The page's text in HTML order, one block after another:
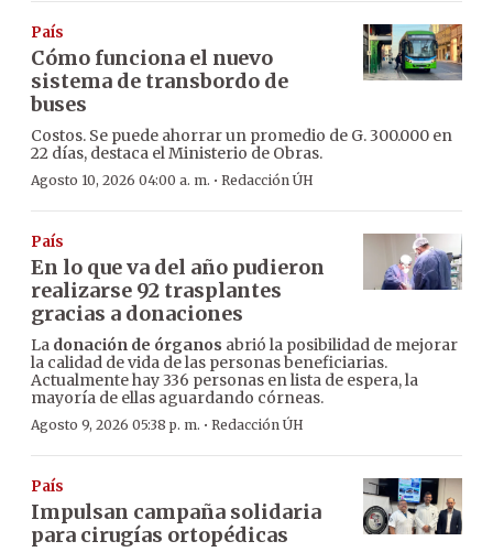
País
Cómo funciona el nuevo
sistema de transbordo de
buses
Costos. Se puede ahorrar un promedio de G. 300.000 en
22 días, destaca el Ministerio de Obras.
Agosto 10, 2026 04:00 a. m. · Redacción ÚH
País
En lo que va del año pudieron
realizarse 92 trasplantes
gracias a donaciones
La donación de órganos abrió la posibilidad de mejorar
la calidad de vida de las personas beneficiarias.
Actualmente hay 336 personas en lista de espera, la
mayoría de ellas aguardando córneas.
Agosto 9, 2026 05:38 p. m. · Redacción ÚH
País
Impulsan campaña solidaria
para cirugías ortopédicas